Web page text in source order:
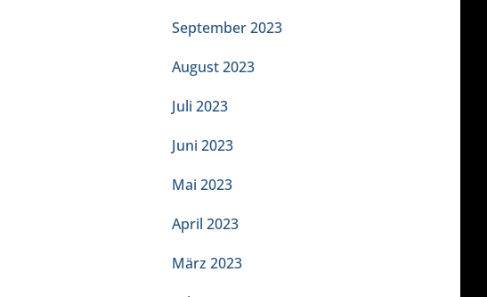
September 2023
August 2023
Juli 2023
Juni 2023
Mai 2023
April 2023
März 2023